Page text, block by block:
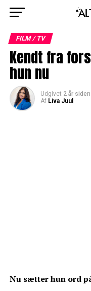
FILM / TV
Kendt fra
hun nu
Udgivet 2 år siden
Af Liva Juul
Nu sætter hun ord